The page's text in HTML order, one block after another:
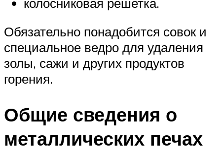
Обязательно понадобится совок и
специальное ведро для удаления
золы, сажи и других продуктов
горения.
Общие сведения о
металлических печах